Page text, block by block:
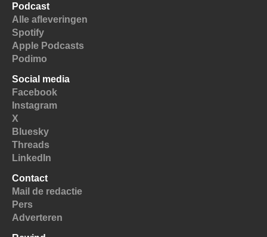
Podcast
Alle afleveringen
Spotify
Apple Podcasts
Podimo
Social media
Facebook
Instagram
X
Bluesky
Threads
LinkedIn
Contact
Mail de redactie
Pers
Adverteren